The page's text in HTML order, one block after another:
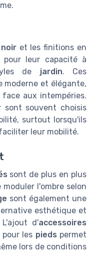
noiret les finitions en
leur capacité à
de jardin. Ces
moderne et élégante,
aux intempéries.
sont souvent choisis
surtout lorsqu'ils
leur mobilité.
sont de plus en plus
l'ombre selon
sont également une
esthétique et
L'ajout d'accessoires
pour les pieds permet
lors de conditions